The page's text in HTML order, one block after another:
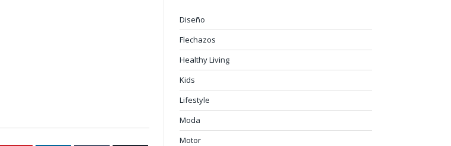
Diseño
Flechazos
Healthy Living
Kids
Lifestyle
Moda
Motor